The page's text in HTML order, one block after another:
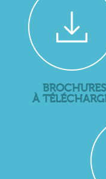
BROCHURES
À